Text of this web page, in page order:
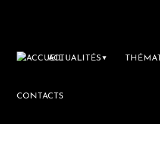
ACTUALITÉS ▼
CONTACTS